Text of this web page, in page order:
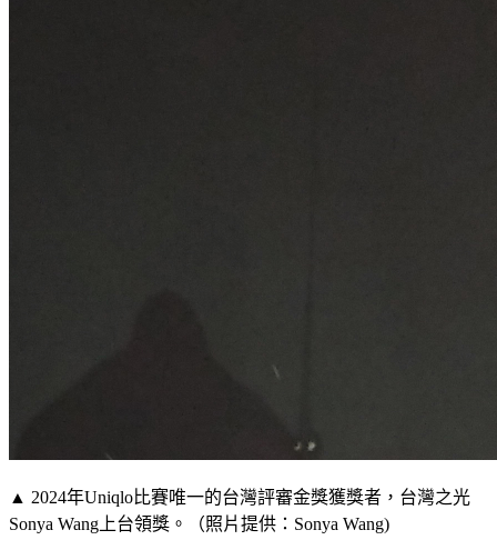
▲ 2024年Uniqlo比賽唯一的台灣評審金獎獲獎者，台灣之光
Sonya Wang上台領獎。（照片提供：Sonya Wang)